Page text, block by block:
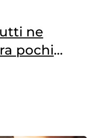
ne
pochi